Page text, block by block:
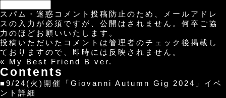
スパム・迷惑コメント投稿防止のため、メールアドレ
スの入力が必須ですが、公開はされません。何卒ご協
力のほどお願いいたします。
投稿いただいたコメントは管理者のチェック後掲載し
ておりますので、即時には反映されません。
« My Best Friend B ver.
Contents
■9/24(火)開催「Giovanni Autumn Gig 2024」イベ
ント詳細